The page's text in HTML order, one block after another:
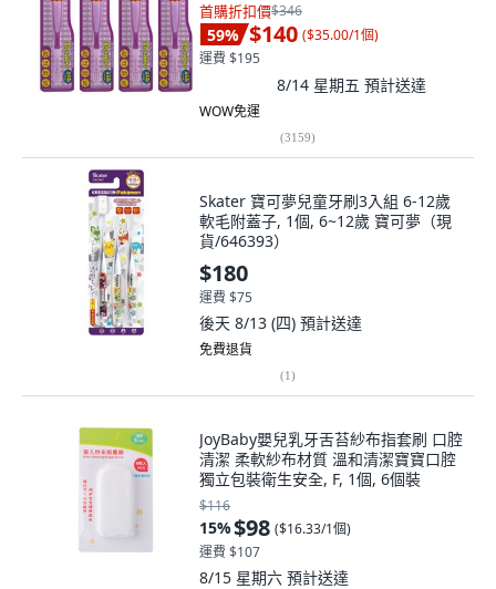
首購折扣價$346
59% $140 ($35.00/1個)
運費 $195
8/14 星期五 預計送達
WOW免運
(3159)
Skater 寶可夢兒童牙刷3入組 6-12歲
軟毛附蓋子, 1個, 6~12歲 寶可夢（現
貨/646393）
$180
運費 $75
後天 8/13 (四) 預計送達
免費退貨
(1)
JoyBaby嬰兒乳牙舌苔紗布指套刷 口腔
清潔 柔軟紗布材質 溫和清潔寶寶口腔
獨立包裝衛生安全, F, 1個, 6個裝
$116
15%$98 ($16.33/1個)
運費 $107
8/15 星期六 預計送達